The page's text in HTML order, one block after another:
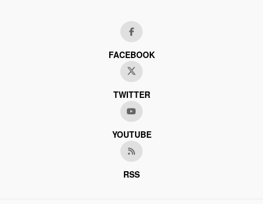
FACEBOOK
TWITTER
YOUTUBE
RSS